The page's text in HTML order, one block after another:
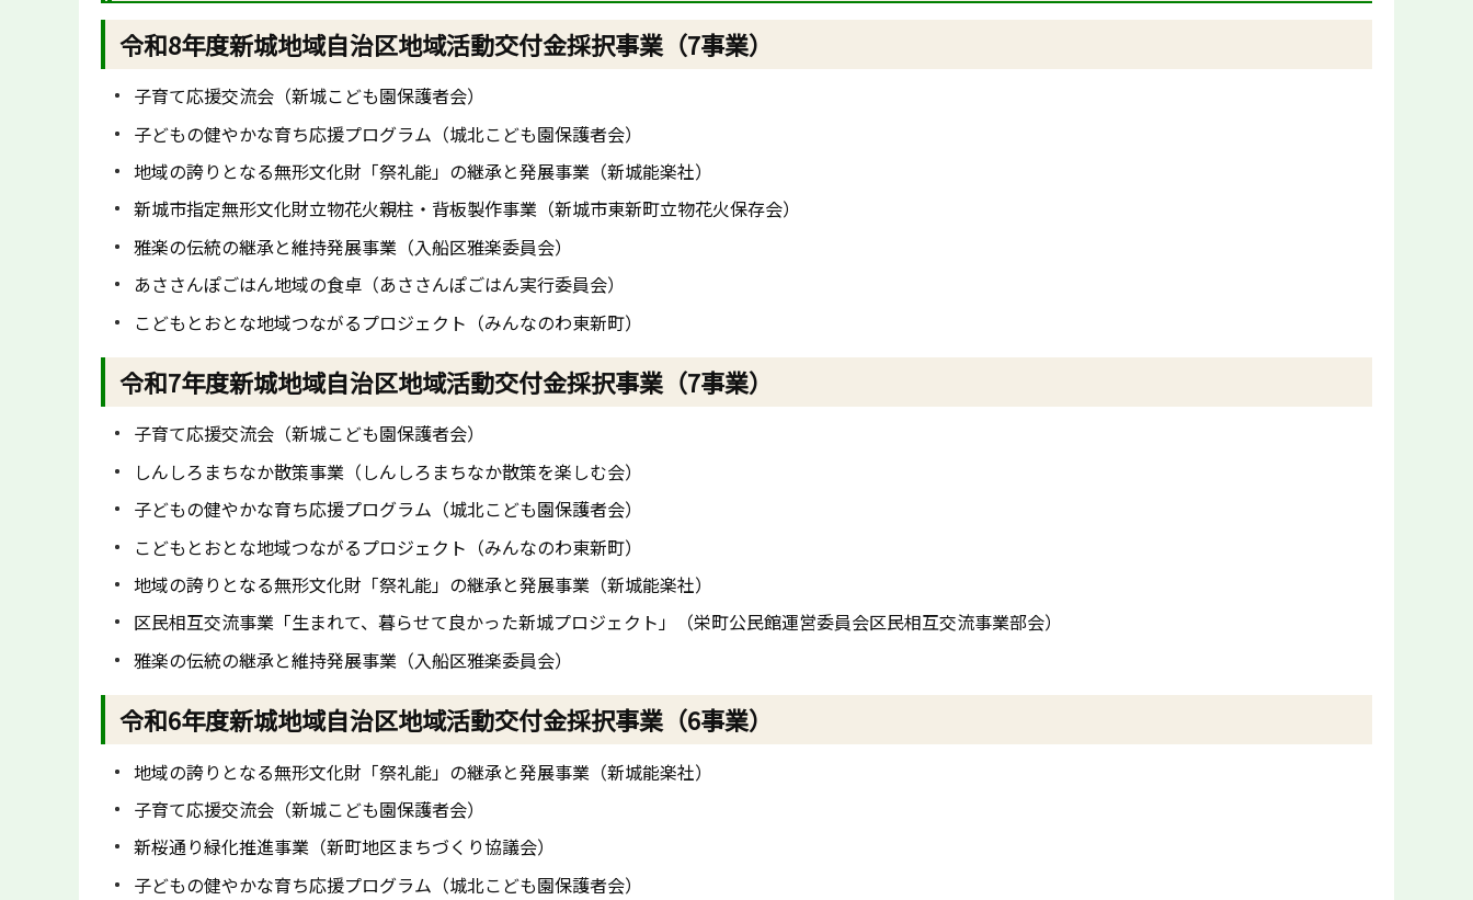
令和8年度新城地域自治区地域活動交付金採択事業（7事業）
子育て応援交流会（新城こども園保護者会）
子どもの健やかな育ち応援プログラム（城北こども園保護者会）
地域の誇りとなる無形文化財「祭礼能」の継承と発展事業（新城能楽社）
新城市指定無形文化財立物花火親柱・背板製作事業（新城市東新町立物花火保存会）
雅楽の伝統の継承と維持発展事業（入船区雅楽委員会）
あささんぽごはん地域の食卓（あささんぽごはん実行委員会）
こどもとおとな地域つながるプロジェクト（みんなのわ東新町）
令和7年度新城地域自治区地域活動交付金採択事業（7事業）
子育て応援交流会（新城こども園保護者会）
しんしろまちなか散策事業（しんしろまちなか散策を楽しむ会）
子どもの健やかな育ち応援プログラム（城北こども園保護者会）
こどもとおとな地域つながるプロジェクト（みんなのわ東新町）
地域の誇りとなる無形文化財「祭礼能」の継承と発展事業（新城能楽社）
区民相互交流事業「生まれて、暮らせて良かった新城プロジェクト」（栄町公民館運営委員会区民相互交流事業部会）
雅楽の伝統の継承と維持発展事業（入船区雅楽委員会）
令和6年度新城地域自治区地域活動交付金採択事業（6事業）
地域の誇りとなる無形文化財「祭礼能」の継承と発展事業（新城能楽社）
子育て応援交流会（新城こども園保護者会）
新桜通り緑化推進事業（新町地区まちづくり協議会）
子どもの健やかな育ち応援プログラム（城北こども園保護者会）